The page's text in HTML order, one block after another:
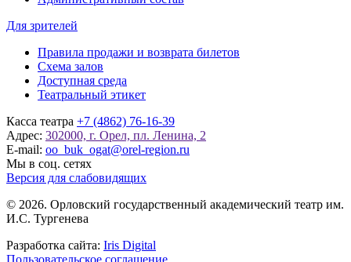
Для зрителей
Правила продажи и возврата билетов
Схема залов
Доступная среда
Театральный этикет
Касса театра +7 (4862) 76-16-39
Адрес: 302000, г. Орел, пл. Ленина, 2
E-mail: oo_buk_ogat@orel-region.ru
Мы в соц. сетях
Версия для слабовидящих
© 2026. Орловский государственный академический театр им.
И.С. Тургенева
Разработка сайта: Iris Digital
Пользовательское соглашение